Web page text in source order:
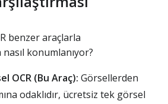
benzer araçlarla
nasıl konumlanıyor?
OCR (Bu Araç): Görsellerden
odaklıdır, ücretsiz tek görsel